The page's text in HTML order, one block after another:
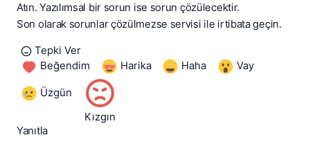
Atın. Yazılımsal bir sorun ise sorun çözülecektir.
Son olarak sorunlar çözülmezse servisi ile irtibata geçin.
Tepki Ver
Beğendim
Harika Haha Vay
Üzgün
Kızgın
Yanıtla